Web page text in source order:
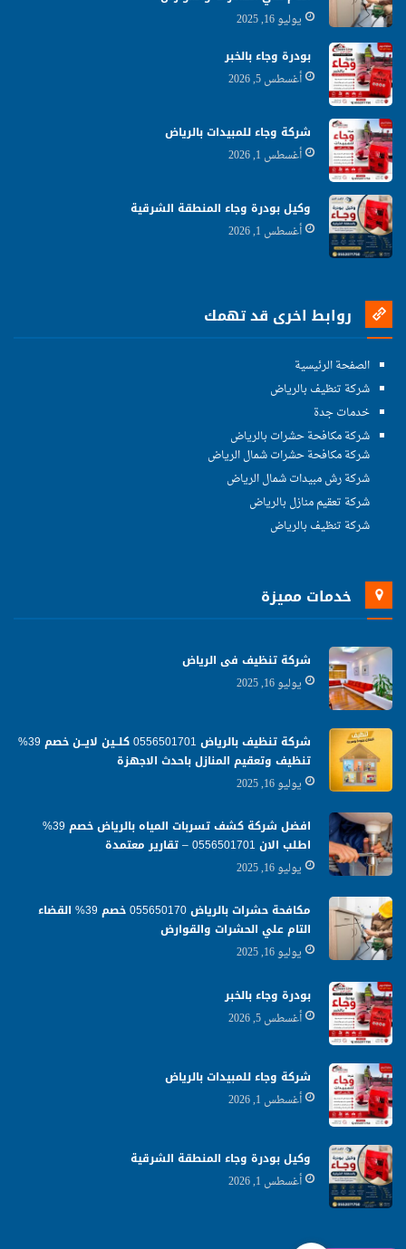
يوليو 16, 2025
بودرة وجاء بالخبر
أغسطس 5, 2026
شركة وجاء للمبيدات بالرياض
أغسطس 1, 2026
وكيل بودرة وجاء المنطقة الشرقية
أغسطس 1, 2026
روابط اخرى قد تهمك
الصفحة الرئيسية
شركة تنظيف بالرياض
خدمات جدة
شركة مكافحة حشرات بالرياض
شركة مكافحة حشرات شمال الرياض
شركة رش مبيدات شمال الرياض
شركة تعقيم منازل بالرياض
شركة تنظيف بالرياض
خدمات مميزة
شركة تنظيف فى الرياض
يوليو 16, 2025
شركة تنظيف بالرياض 0556501701 كلــين لايــن خصم 39%
تنظيف وتعقيم المنازل باحدث الاجهزة
يوليو 16, 2025
افضل شركة كشف تسربات المياه بالرياض خصم 39%
اطلب الان 0556501701‬‏ – تقارير معتمدة
يوليو 16, 2025
مكافحة حشرات بالرياض 055650170 خصم 39% القضاء
التام علي الحشرات والقوارض
يوليو 16, 2025
بودرة وجاء بالخبر
أغسطس 5, 2026
شركة وجاء للمبيدات بالرياض
أغسطس 1, 2026
وكيل بودرة وجاء المنطقة الشرقية
أغسطس 1, 2026